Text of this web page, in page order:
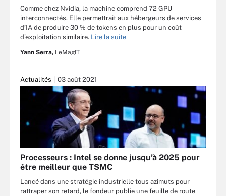
Comme chez Nvidia, la machine comprend 72 GPU
interconnectés. Elle permettrait aux hébergeurs de services
d’IA de produire 30 % de tokens en plus pour un coût
d’exploitation similaire. Lire la suite
Yann Serra, LeMagIT
Actualités 03 août 2021
Processeurs : Intel se donne jusqu’à 2025 pour
être meilleur que TSMC
Lancé dans une stratégie industrielle tous azimuts pour
rattraper son retard, le fondeur publie une feuille de route